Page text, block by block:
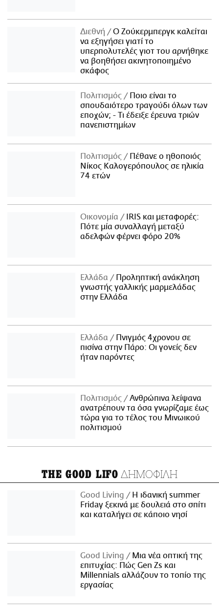
Διεθνή
Ο Ζούκερμπεργκ καλείται
να εξηγήσει γιατί το
υπερπολυτελές γιοτ του αρνήθηκε
να βοηθήσει ακινητοποιημένο
σκάφος
Πολιτισμός
Ποιο είναι το
σπουδαιότερο τραγούδι όλων των
εποχών; - Τι έδειξε έρευνα τριών
πανεπιστημίων
Πολιτισμός
Πέθανε ο ηθοποιός
Νίκος Καλογερόπουλος σε ηλικία
74 ετών
Οικονομία
IRIS και μεταφορές:
Πότε μία συναλλαγή μεταξύ
αδελφών φέρνει φόρο 20%
Ελλάδα
Προληπτική ανάκληση
γνωστής γαλλικής μαρμελάδας
στην Ελλάδα
Ελλάδα
Πνιγμός 4χρονου σε
πισίνα στην Πάρο: Οι γονείς δεν
ήταν παρόντες
Πολιτισμός
Ανθρώπινα λείψανα
ανατρέπουν τα όσα γνωρίζαμε έως
τώρα για το τέλος του Μινωικού
πολιτισμού
THE GOOD LIFO ΔΗΜΟΦΙΛΗ
Good Living
Η ιδανική summer
Friday ξεκινά με δουλειά στο σπίτι
και καταλήγει σε κάποιο νησί
Good Living
Μια νέα οπτική της
επιτυχίας: Πώς Gen Zs και
Millennials αλλάζουν το τοπίο της
εργασίας